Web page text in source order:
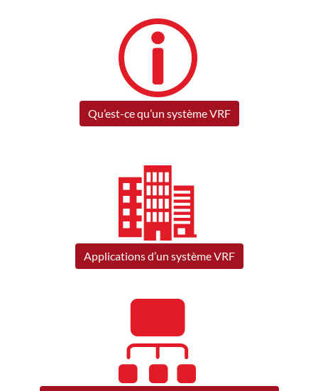
Qu’est-ce qu’un système VRF
Applications d’un système VRF